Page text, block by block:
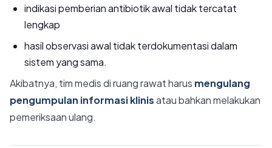
indikasi pemberian antibiotik awal tidak tercatat
lengkap
hasil observasi awal tidak terdokumentasi dalam
sistem yang sama.
Akibatnya, tim medis di ruang rawat harus mengulang
pengumpulan informasi klinisatau bahkan melakukan
pemeriksaan ulang.